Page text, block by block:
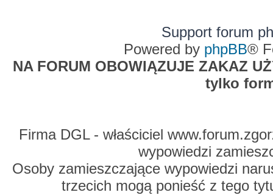
Support forum
Powered by phpBB®
NA FORUM OBOWIĄZUJE ZAKAZ
tylko
Firma DGL - właściciel
wypowiedzi
Osoby zamieszczające wypowiedzi
trzecich mogą ponieść z tego